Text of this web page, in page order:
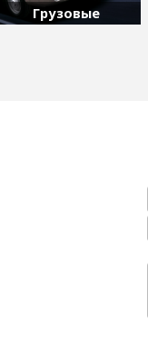
Грузовые
Hyundai: HD, H100, H350,